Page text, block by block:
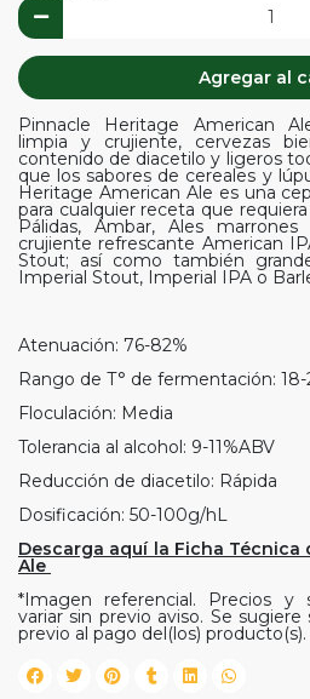
Agregar al
Pinnacle Heritage American
limpia y crujiente, cervezas
contenido de diacetilo y ligeros
que los sabores de cereales y
Heritage American Ale es una
para cualquier receta que
Pálidas, Ámbar, Ales
crujiente refrescante American
Stout; así como también
Imperial Stout, Imperial IPA o
Atenuación: 76-82%
Rango de T° de fermentación: 18-
Floculación: Media
Tolerancia al alcohol: 9-11%ABV
Reducción de diacetilo: Rápida
Dosificación: 50-100g/hL
Descarga aquí la Ficha Técnica
Ale
*Imagen referencial. Precios y
variar sin previo aviso. Se
previo al pago del(los) producto(s).